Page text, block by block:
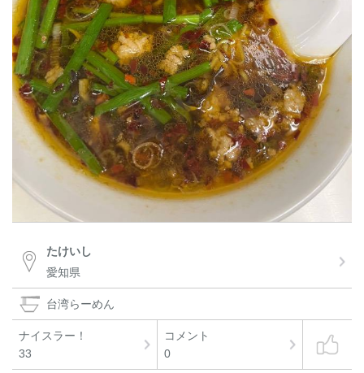
たけいし
愛知県
台湾らーめん
ナイスラー！
33
コメント
0